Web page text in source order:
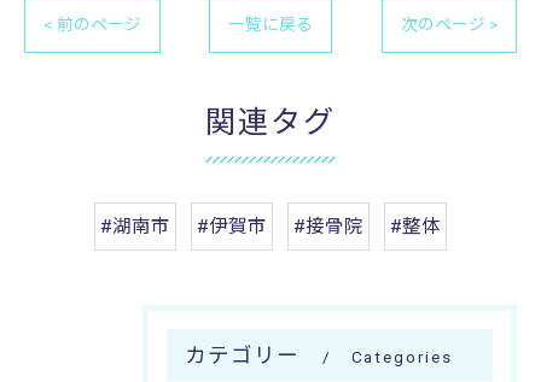
< 前のページ 一覧に戻る 次のページ >
関連タグ
#湖南市 #伊賀市 #接骨院 #整体
カテゴリー Categories